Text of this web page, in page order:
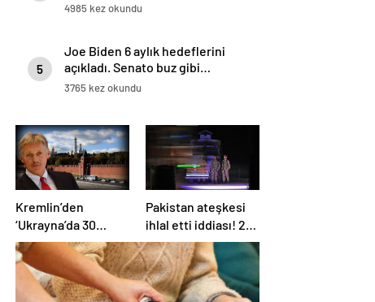
4985 kez okundu
5
Joe Biden 6 aylık hedeflerini
açıkladı. Senato buz gibi…
3765 kez okundu
Kremlin’den
‘Ukrayna’da 30
günlük ateşkes’
açıklaması: Bunu
iyice düşünmeliyiz
Pakistan ateşkesi
ihlal etti iddiası! 2
ülkeden 2 farklı
açıklama